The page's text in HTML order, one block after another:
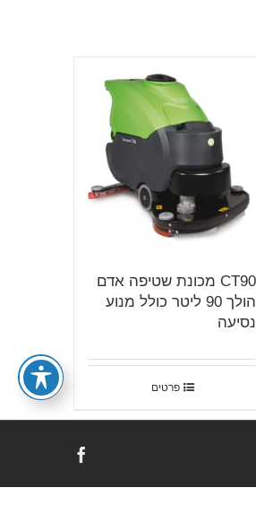
CT90 מכונת שטיפה אדם
הולך 90 ליטר כולל מנוע
נסיעה
פרטים